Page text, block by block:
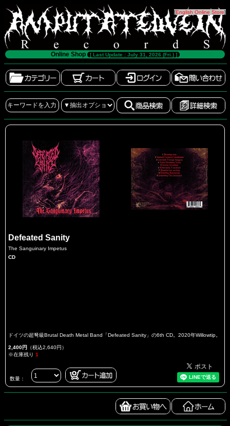
[English Online Store]
Online Shop [ Last Update : July 31, 2026 (Fri.) ]
Defeated Sanity
The Sanguinary Impetus
CD
ドイツの超弩級Brutal Death Metal Band「Defeated Sanity」の6th CD。2020年Willowtip。
2,400円 （税込2,640円）
※在庫残り 1
数量：